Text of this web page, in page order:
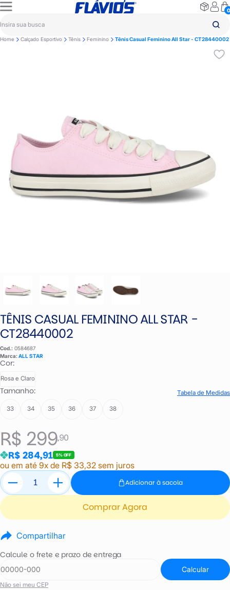
0
Home Calçado Esportivo Tênis Feminino Tênis Casual Feminino All Star - CT28440002
TÊNIS CASUAL FEMININO ALL STAR -
CT28440002
Cod.: 0584687
Marca: ALL STAR
R$ 299,90
R$ 284,91 5% OFF
ou em até 9x de R$ 33,32 sem juros
Cor:
Rosa e Claro
Tamanho: Tabela de Medidas
33 34 35 36 37 38
Adicionar à sacola
Comprar Agora
Compartilhar
Calcule o frete e prazo de entrega
Calcular
Não sei meu CEP